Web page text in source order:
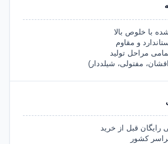
با خلوص بالا
مراحل تولید
مفتولی، شیلددار)
قبل از خرید
کشور